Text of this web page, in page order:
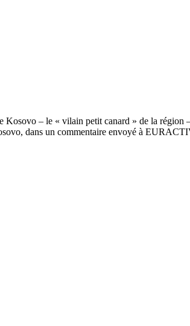
– le « vilain petit canard » de la
dans un commentaire envoyé à